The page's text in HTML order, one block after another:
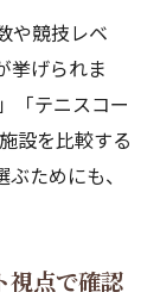
用
と選び方
意点
用術
を抑える
や競技レベ
挙げられま
「テニスコー
設を比較する
ためにも、
視点で確認